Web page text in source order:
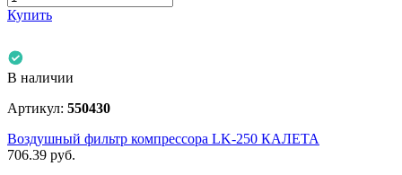
Купить
В наличии
Артикул: 550430
Воздушный фильтр компрессора LK-250 КАЛЕТА
706.39 руб.